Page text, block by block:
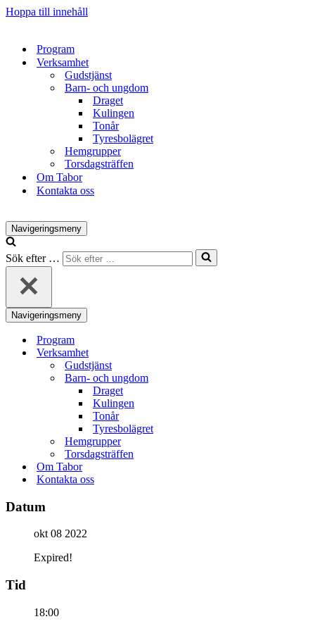
Hoppa till innehåll
Program
Verksamhet
Gudstjänst
Barn- och ungdom
Draget
Kulingen
Tonår
Tyresbolägret
Hemgrupper
Torsdagsträffen
Om Tabor
Kontakta oss
Navigeringsmeny
Sök efter …
Navigeringsmeny
Program
Verksamhet
Gudstjänst
Barn- och ungdom
Draget
Kulingen
Tonår
Tyresbolägret
Hemgrupper
Torsdagsträffen
Om Tabor
Kontakta oss
Datum
okt 08 2022
Expired!
Tid
18:00